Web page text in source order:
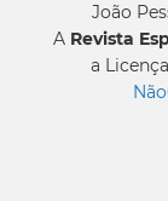
João
A Revista
a